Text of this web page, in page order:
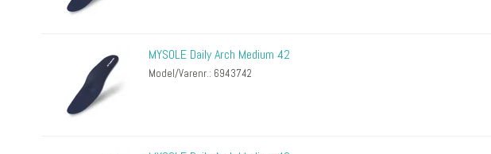
MYSOLE Daily Arch Medium 42
Model/Varenr.: 6943742